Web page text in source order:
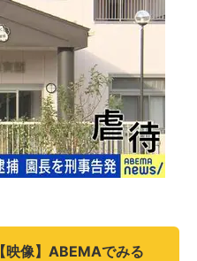
【映像】ABEMAでみる